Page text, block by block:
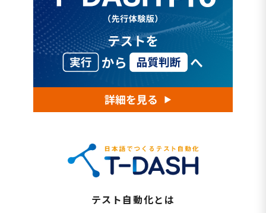
テスト自動化とは